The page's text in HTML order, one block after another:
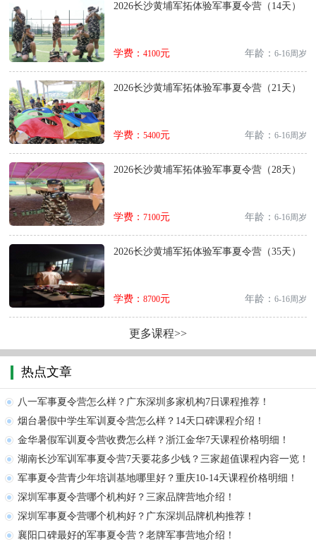
2026长沙黄埔军拓体验军事夏令营（14天）
学费： 4100元 年龄： 6-16周岁
2026长沙黄埔军拓体验军事夏令营（21天）
学费： 5400元 年龄： 6-16周岁
2026长沙黄埔军拓体验军事夏令营（28天）
学费： 7100元 年龄： 6-16周岁
2026长沙黄埔军拓体验军事夏令营（35天）
学费： 8700元 年龄： 6-16周岁
更多课程>>
热点文章
八一军事夏令营怎么样？广东深圳多家机构7日课程推荐！
烟台暑假中学生军训夏令营怎么样？14天口碑课程介绍！
金华暑假军训夏令营收费怎么样？浙江金华7天课程价格明细！
湖南长沙军训军事夏令营7天要花多少钱？三家超值课程内容一览！
军事夏令营青少年培训基地哪里好？重庆10-14天课程价格明细！
深圳军事夏令营哪个机构好？三家品牌营地介绍！
深圳军事夏令营哪个机构好？广东深圳品牌机构推荐！
襄阳口碑最好的军事夏令营？老牌军事营地介绍！